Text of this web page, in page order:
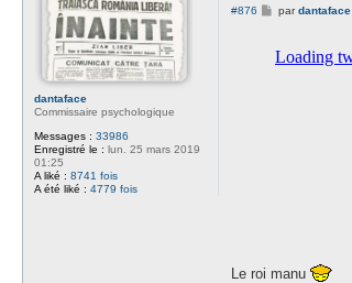
dantaface
Commissaire psychologique
Messages : 33986
Enregistré le : lun. 25 mars 2019
01:25
A liké : 8741 fois
A été liké : 4779 fois
#876
M
s
a
pardantaface
Le roi manu